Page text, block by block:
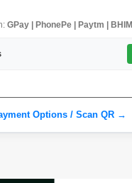
GPay | PhonePe | Paytm | BHIM
Options / Scan QR →